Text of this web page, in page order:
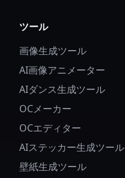
ツール
画像生成ツール
AI画像アニメーター
AIダンス生成ツール
OCメーカー
OCエディター
AIステッカー生成ツール
壁紙生成ツール